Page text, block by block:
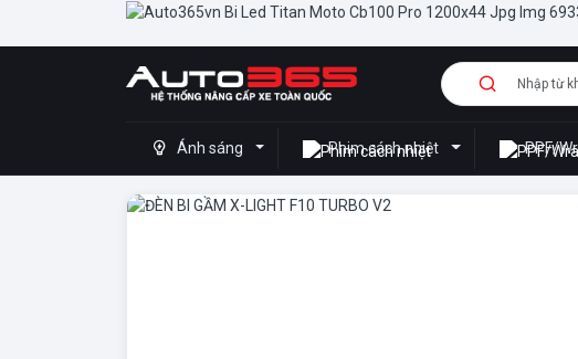
Auto365 - Hệ thống độ xe
Ánh sáng Phim cách nhiệt PPF/